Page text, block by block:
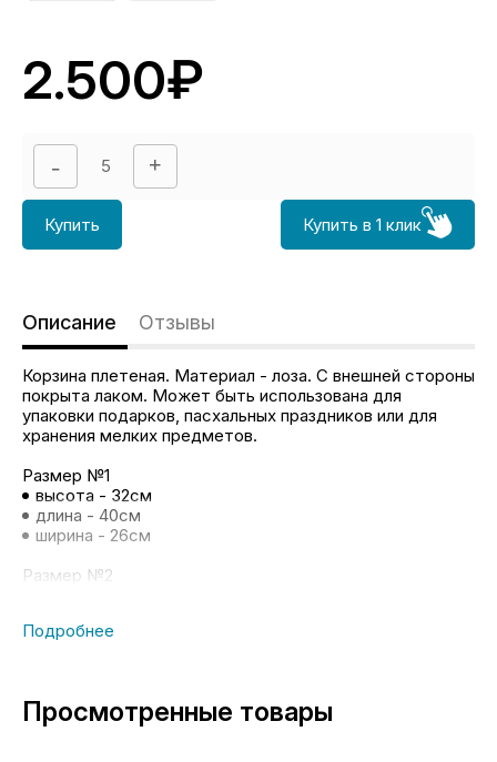
2.500₽
Купить Купить в 1 клик
Описание Отзывы
Корзина плетеная. Материал - лоза. С внешней стороны
покрыта лаком. Может быть использована для
упаковки подарков, пасхальных праздников или для
хранения мелких предметов.
Размер №1
высота - 32см
длина - 40см
ширина - 26см
Размер №2
длина - 47см
Просмотренные товары